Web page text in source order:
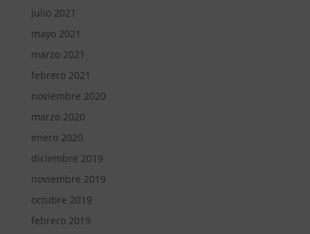
julio 2021
mayo 2021
marzo 2021
febrero 2021
noviembre 2020
marzo 2020
enero 2020
diciembre 2019
noviembre 2019
octubre 2019
febrero 2019